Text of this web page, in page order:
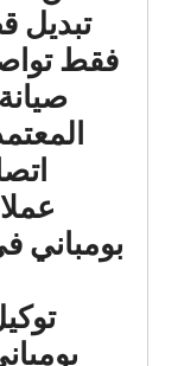
تبديل
فقط
بومباني